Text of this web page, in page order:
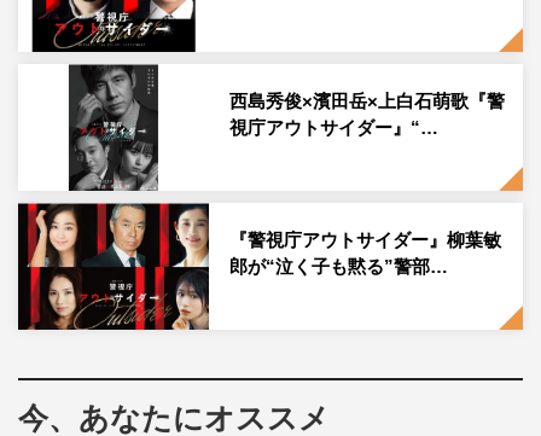
そこで、エース刑事の光輔が説得に当たっていたところ、
突如、英児がリングに降り立ち、鮮やかに容疑者を確保す
る…という流れで、破天荒な英児のキャラクターを印象づ
け、光輔とのコントラストを一瞬で表現する重要な場面
西島秀俊×濱田岳×上白石萌歌『警
視庁アウトサイダー』“…
『警視庁アウトサイダー』柳葉敏
郎が“泣く子も黙る”警部…
今、あなたにオススメ